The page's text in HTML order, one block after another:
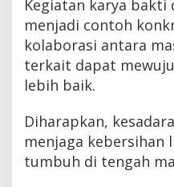
Kegiatan karya bakti
menjadi contoh
kolaborasi antara
terkait dapat
lebih baik.
Diharapkan,
menjaga kebersihan
tumbuh di tengah